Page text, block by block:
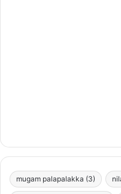
mugam palapalakka (3)